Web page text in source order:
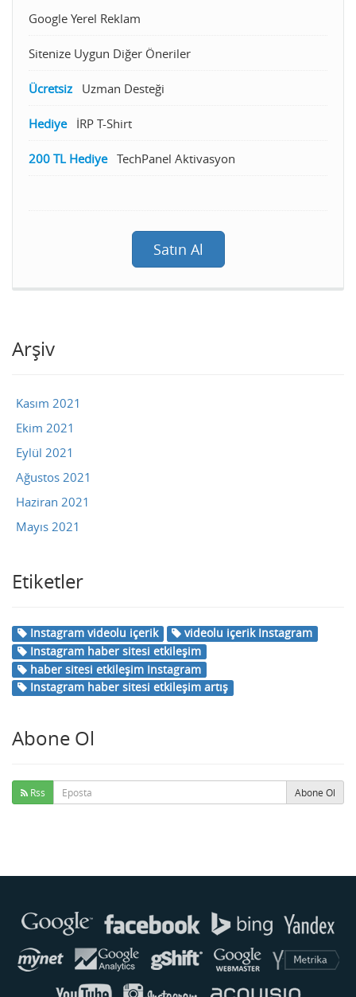
Google Yerel Reklam
Sitenize Uygun Diğer Öneriler
Ücretsiz Uzman Desteği
Hediye İRP T-Shirt
200 TL Hediye TechPanel Aktivasyon
Satın Al
Arşiv
Kasım 2021
Ekim 2021
Eylül 2021
Ağustos 2021
Haziran 2021
Mayıs 2021
Etiketler
Instagram videolu içerik
videolu içerik Instagram
Instagram haber sitesi etkileşim
haber sitesi etkileşim Instagram
Instagram haber sitesi etkileşim artış
Abone Ol
Rss Abone Ol
Genellikle anında yanıt verir